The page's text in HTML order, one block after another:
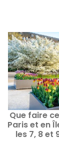
Que faire
Paris et en
les 7, 8 et